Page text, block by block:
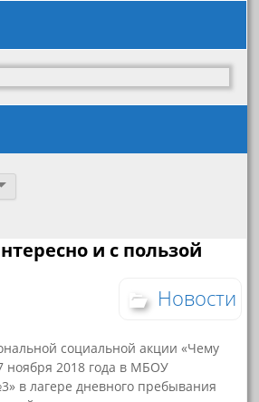
и с пользой
Новости
социальной акции «Чему
ноября 2018 года в МБОУ
в лагере дневного пребывания